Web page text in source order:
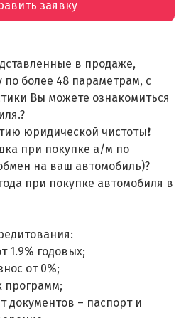
заявку
в продаже,
по более 48 параметрам, с
Вы можете ознакомиться
юридической чистоты❗
при покупке а/м по
на ваш автомобиль)?
при покупке автомобиля в
1.9% годовых;
от 0%;
программ;
– паспорт и